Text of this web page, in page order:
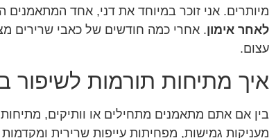
מיותרים. אני זוכר במיוחד את דני, אחד המתאמנים
לאחר אימון. אחרי כמה חודשים של כאבי שרירים
עצום.
איך מתיחות תורמות לשיפור
בין אם אתם מתאמנים מתחילים או וותיקים,
מעניקות גמישות, מפחיתות עייפות שרירית